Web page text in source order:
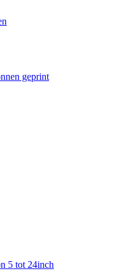
geprint
5 tot 24inch